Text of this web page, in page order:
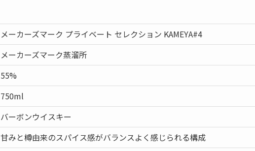
メーカーズマーク プライベート セレクション KAMEYA#4
メーカーズマーク蒸溜所
55%
750ml
バーボンウイスキー
甘みと樽由来のスパイス感がバランスよく感じられる構成